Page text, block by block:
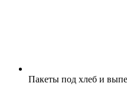
Пакеты под хлеб и